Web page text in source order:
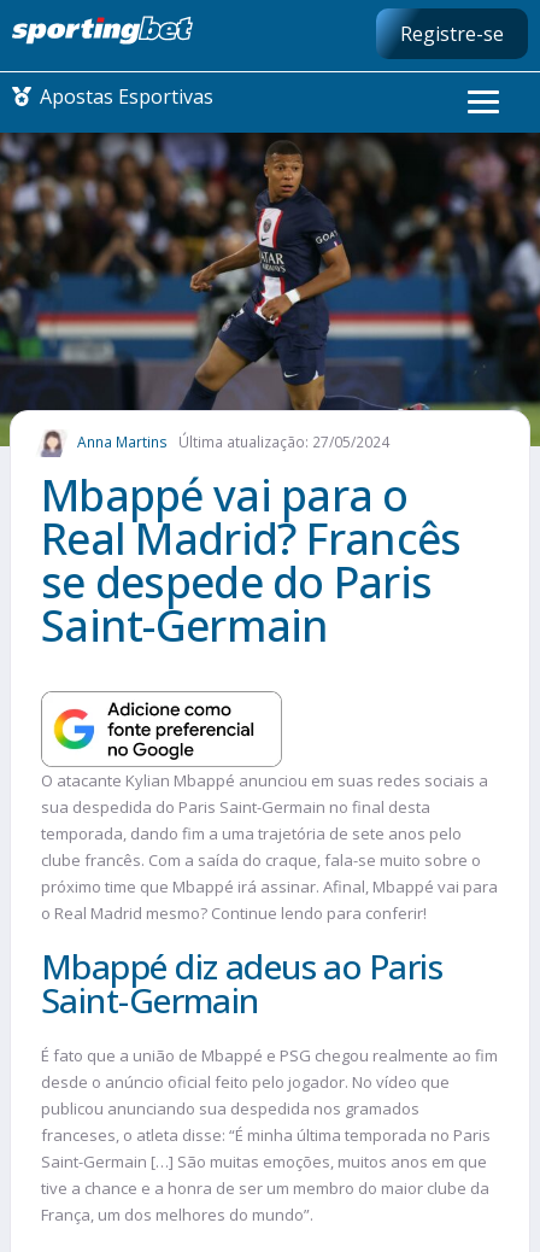
Registre-se
Apostas Esportivas
CONMEBOL LIBERTADORES
FUTEBOL NACIONAL
FUTEBOL INTERNACIONAL
COMO APOSTAR
MAIS ESPORTES
Anna Martins Última atualização: 27/05/2024
Mbappé vai para o
Real Madrid? Francês
se despede do Paris
Saint-Germain
O atacante Kylian Mbappé anunciou em suas redes sociais a
sua despedida do Paris Saint-Germain no final desta
temporada, dando fim a uma trajetória de sete anos pelo
clube francês. Com a saída do craque, fala-se muito sobre o
próximo time que Mbappé irá assinar. Afinal, Mbappé vai para
o Real Madrid mesmo? Continue lendo para conferir!
Mbappé diz adeus ao Paris
Saint-Germain
É fato que a união de Mbappé e PSG chegou realmente ao fim
desde o anúncio oficial feito pelo jogador. No vídeo que
publicou anunciando sua despedida nos gramados
franceses, o atleta disse: “É minha última temporada no Paris
Saint-Germain […] São muitas emoções, muitos anos em que
tive a chance e a honra de ser um membro do maior clube da
França, um dos melhores do mundo”.